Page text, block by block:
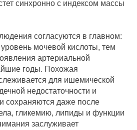
синхронно с индексом массы
согласуются в главном:
мочевой кислоты, тем
артериальной
годы. Похожая
для ишемической
недостаточности и
сохраняются даже после
гликемию, липиды и функции
заслуживает